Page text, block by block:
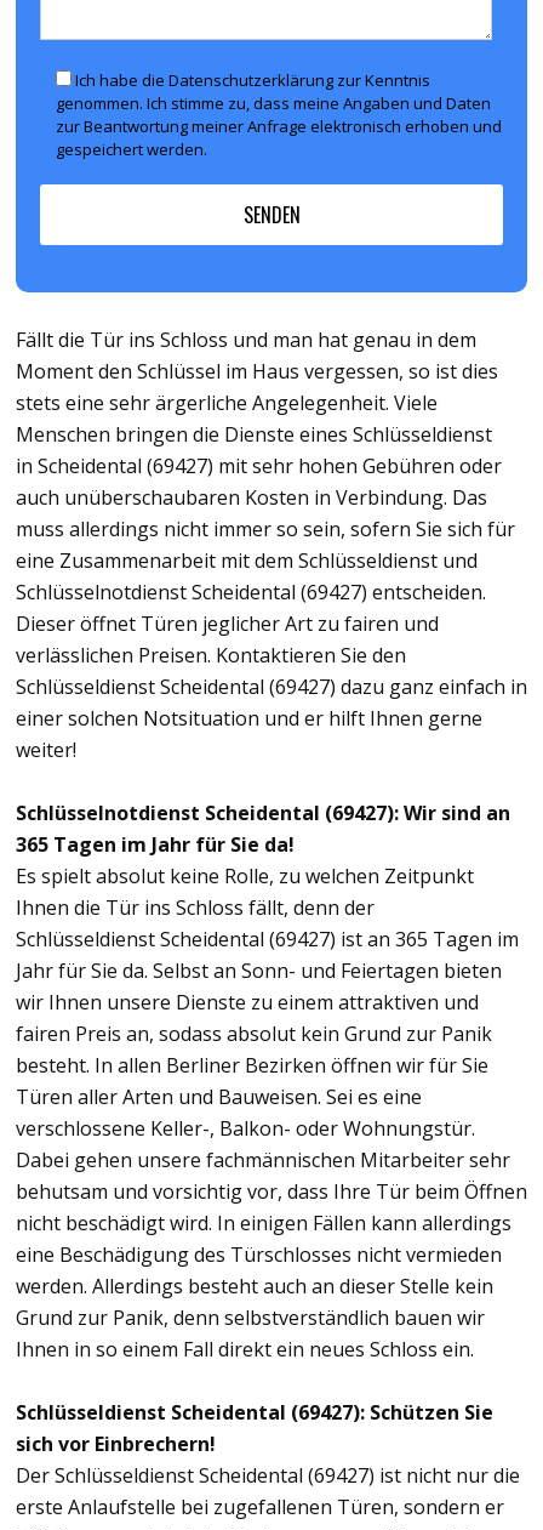
Ich habe die Datenschutzerklärung zur Kenntnis
genommen. Ich stimme zu, dass meine Angaben und Daten
zur Beantwortung meiner Anfrage elektronisch erhoben und
gespeichert werden.
Fällt die Tür ins Schloss und man hat genau in dem
Moment den Schlüssel im Haus vergessen, so ist dies
stets eine sehr ärgerliche Angelegenheit. Viele
Menschen bringen die Dienste eines Schlüsseldienst
in Scheidental (69427) mit sehr hohen Gebühren oder
auch unüberschaubaren Kosten in Verbindung. Das
muss allerdings nicht immer so sein, sofern Sie sich für
eine Zusammenarbeit mit dem Schlüsseldienst und
Schlüsselnotdienst Scheidental (69427) entscheiden.
Dieser öffnet Türen jeglicher Art zu fairen und
verlässlichen Preisen. Kontaktieren Sie den
Schlüsseldienst Scheidental (69427) dazu ganz einfach in
einer solchen Notsituation und er hilft Ihnen gerne
weiter!
Schlüsselnotdienst Scheidental (69427): Wir sind an
365 Tagen im Jahr für Sie da!
Es spielt absolut keine Rolle, zu welchen Zeitpunkt
Ihnen die Tür ins Schloss fällt, denn der
Schlüsseldienst Scheidental (69427) ist an 365 Tagen im
Jahr für Sie da. Selbst an Sonn- und Feiertagen bieten
wir Ihnen unsere Dienste zu einem attraktiven und
fairen Preis an, sodass absolut kein Grund zur Panik
besteht. In allen Berliner Bezirken öffnen wir für Sie
Türen aller Arten und Bauweisen. Sei es eine
verschlossene Keller-, Balkon- oder Wohnungstür.
Dabei gehen unsere fachmännischen Mitarbeiter sehr
behutsam und vorsichtig vor, dass Ihre Tür beim Öffnen
nicht beschädigt wird. In einigen Fällen kann allerdings
eine Beschädigung des Türschlosses nicht vermieden
werden. Allerdings besteht auch an dieser Stelle kein
Grund zur Panik, denn selbstverständlich bauen wir
Ihnen in so einem Fall direkt ein neues Schloss ein.
Schlüsseldienst Scheidental (69427): Schützen Sie
sich vor Einbrechern!
Der Schlüsseldienst Scheidental (69427) ist nicht nur die
erste Anlaufstelle bei zugefallenen Türen, sondern er